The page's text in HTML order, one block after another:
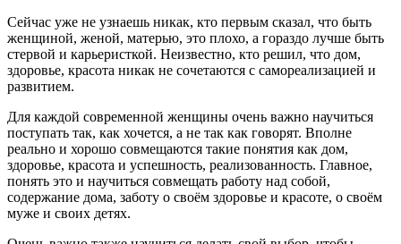
Сейчас уже не узнаешь никак, кто первым сказал, что быть
женщиной, женой, матерью, это плохо, а гораздо лучше быть
стервой и карьеристкой. Неизвестно, кто решил, что дом,
здоровье, красота никак не сочетаются с самореализацией и
развитием.
Для каждой современной женщины очень важно научиться
поступать так, как хочется, а не так как говорят. Вполне
реально и хорошо совмещаются такие понятия как дом,
здоровье, красота и успешность, реализованность. Главное,
понять это и научиться совмещать работу над собой,
содержание дома, заботу о своём здоровье и красоте, о своём
муже и своих детях.